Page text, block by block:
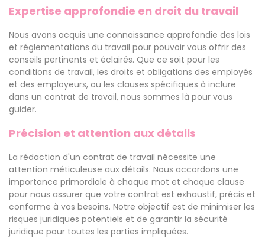
Expertise approfondie en droit du travail
Nous avons acquis une connaissance approfondie des lois
et réglementations du travail pour pouvoir vous offrir des
conseils pertinents et éclairés. Que ce soit pour les
conditions de travail, les droits et obligations des employés
et des employeurs, ou les clauses spécifiques à inclure
dans un contrat de travail, nous sommes là pour vous
guider.
Précision et attention aux détails
La rédaction d'un contrat de travail nécessite une
attention méticuleuse aux détails. Nous accordons une
importance primordiale à chaque mot et chaque clause
pour nous assurer que votre contrat est exhaustif, précis et
conforme à vos besoins. Notre objectif est de minimiser les
risques juridiques potentiels et de garantir la sécurité
juridique pour toutes les parties impliquées.